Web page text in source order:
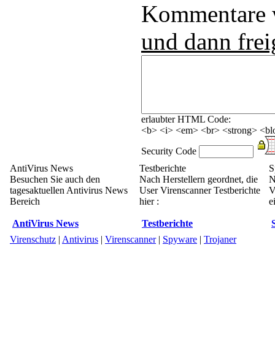
und dann
erlaubter HTML Code:
<b> <i> <em> <br> <strong>
Security Code
AntiVirus News
Besuchen Sie auch den
tagesaktuellen Antivirus News
Bereich
AntiVirus News
Testberichte
Nach Herstellern geordnet, die
User Virenscanner Testberichte
hier :
Testberichte
Virenschutz | Antivirus | Virenscanner| Spyware | Trojaner